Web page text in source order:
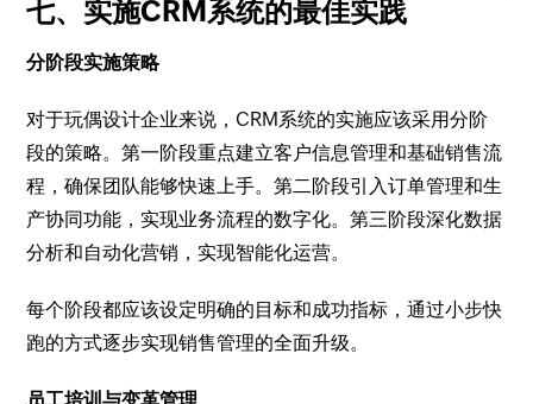
七、实施CRM系统的最佳实践
分阶段实施策略
对于玩偶设计企业来说，CRM系统的实施应该采用分阶
段的策略。第一阶段重点建立客户信息管理和基础销售流
程，确保团队能够快速上手。第二阶段引入订单管理和生
产协同功能，实现业务流程的数字化。第三阶段深化数据
分析和自动化营销，实现智能化运营。
每个阶段都应该设定明确的目标和成功指标，通过小步快
跑的方式逐步实现销售管理的全面升级。